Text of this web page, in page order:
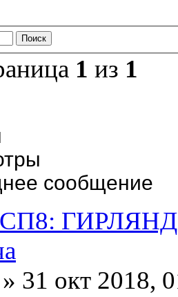
1 из 1
сообщение
CП8:
» 31 окт 2018,